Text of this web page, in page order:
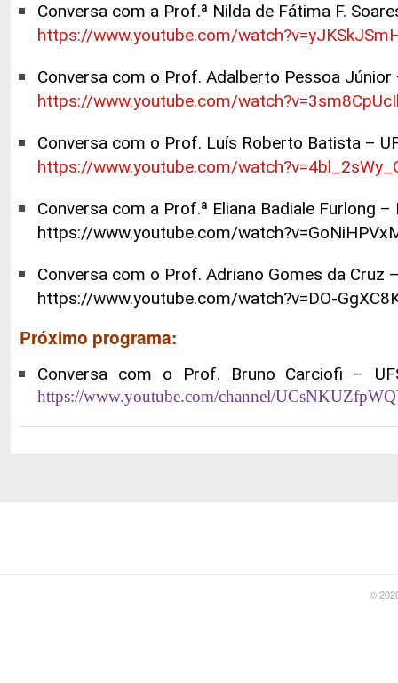
Conversa com a Prof.ª Nilda de Fátima F.
https://www.youtube.com/
Conversa com o Prof. Adalberto Pessoa
https://www.youtube.com/
Conversa com o Prof. Luís Roberto Batista –
https://www.youtube.com/
Conversa com a Prof.ª Eliana Badiale Furlong –
https://www.youtube.com/
Conversa com o Prof. Adriano Gomes da Cruz
https://www.youtube.com/watch?v=DO-
Próximo programa:
Conversa com o Prof. Bruno Carciofi –
https://www.youtube.com/channel/
©